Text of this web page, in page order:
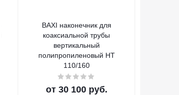
BAXI наконечник для
коаксиальной трубы
вертикальный
полипропиленовый HT
110/160
от 30 100 руб.